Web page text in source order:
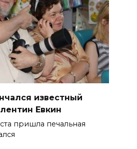
известный
Евкин
пришла печальная